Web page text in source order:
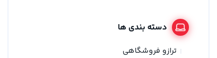
دسته بندی ها
ترازو فروشگاهی